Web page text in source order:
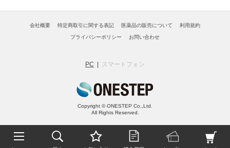
会社概要 特定商取引に関する表記 医薬品の販売について 利用規約
プライバシーポリシー お問い合わせ
PC スマートフォン
Copyright © ONESTEP Co.,Ltd.
All Rights Reserved.